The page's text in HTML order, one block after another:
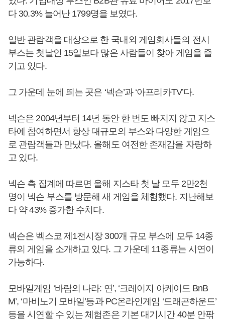
다 30.3% 늘어난 1799명을 보였다.
일반 관람객을 대상으로 한 국내외 게임회사들의 전시
부스는 첫날인 15일보다 많은 사람들이 찾아 게임을 즐
기고 있다.
그 가운데 눈에 띄는 곳은 ‘넥슨’과 ‘아프리카TV’다.
넥슨은 2004년부터 14년 동안 한 번도 빠지지 않고 지스
타에 참여하면서 항상 대규모의 부스와 다양한 게임으
로 관람객들과 만났다. 올해도 여전한 존재감을 자랑하
고 있다.
넥슨 측 집계에 따르면 올해 지스타 첫 날 모두 2만2천
명이 넥슨 부스를 방문해 새 게임을 체험했다. 지난해보
다 약 43% 증가한 수치다.
넥슨은 벡스코 제1전시장 300개 규모 부스에 모두 14종
류의 게임을 소개하고 있다. 그 가운데 11종류는 시연이
가능하다.
모바일게임 ‘바람의 나라: 연’, ‘크레이지 아케이드 BnB
M’, ‘마비노기 모바일’등과 PC온라인게임 ‘드래곤하운드’
등을 시연할 수 있는 체험존은 기본 대기시간 40분 안팎